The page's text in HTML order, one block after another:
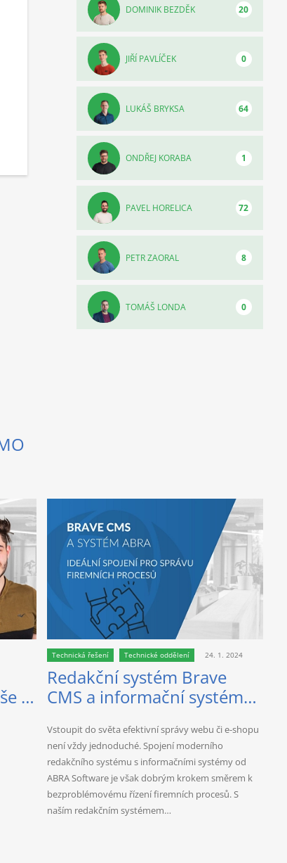
DOMINIK BEZDĚK 20
JIŘÍ PAVLÍČEK 0
LUKÁŠ BRYKSA 64
ONDŘEJ KORABA 1
PAVEL HORELICA 72
PETR ZAORAL 8
TOMÁŠ LONDA 0
s
Technická řešení Technické oddělení 24. 1. 2024
Redakční systém Brave
CMS a informační systémy
Vstoupit do světa efektivní správy webu či e-shopu
není vždy jednoduché. Spojení moderního
redakčního systému s informačními systémy od
ABRA Software je však dobrým krokem směrem k
bezproblémovému řízení firemních procesů. S
naším redakčním systémem…